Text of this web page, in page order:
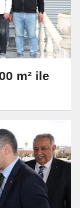
m² ile